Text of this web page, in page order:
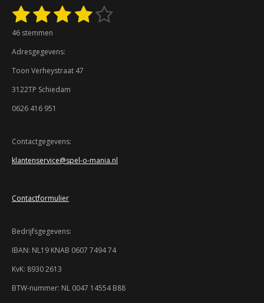
R
t
n
g
3
.
4
8
0
9
5
s
e
1
s
t
e
r
2
s
t
e
r
r
n
3
t
e
r
r
n
4
e
5
46 stemmen
Adresgegevens:
Toon Verheystraat 47
3122TP Schiedam
0626 416 951
Contactgegevens:
klantenservice@spel-o-mania.nl
Contactformulier
Bedrijfsgegevens:
IBAN: NL19 KNAB 0607 7494 74
KvK: 8930 2613
BTW-nummer: NL 0047 14554 B88